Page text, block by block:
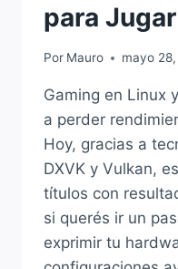
para
Por Mauro mayo
Gaming en Linux
a perder
Hoy, gracias a
DXVK y Vulkan,
títulos con
si querés ir un
exprimir tu